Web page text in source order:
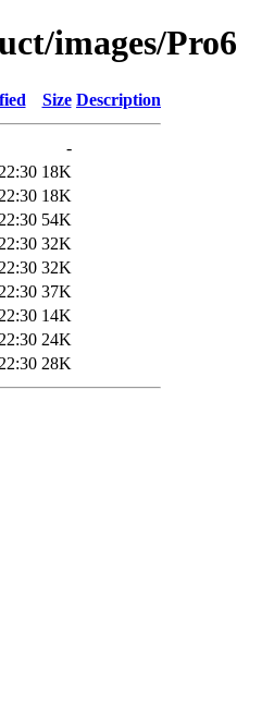
images/Pro6
Size Description
-
18K
18K
54K
32K
32K
37K
14K
24K
28K